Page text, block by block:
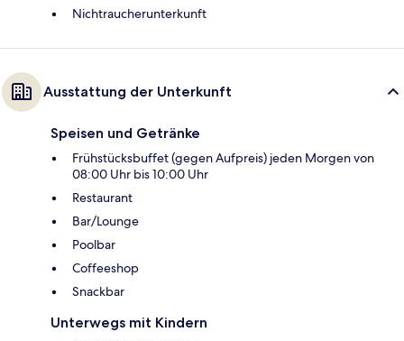
Nichtraucherunterkunft
Ausstattung der Unterkunft
Speisen und Getränke
Frühstücksbuffet (gegen Aufpreis) jeden Morgen von
08:00 Uhr bis 10:00 Uhr
Restaurant
Bar/Lounge
Poolbar
Coffeeshop
Snackbar
Unterwegs mit Kindern